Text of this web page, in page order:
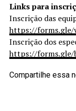
Linkspara
Inscrição das
https://forms.gle/
Inscrição dos
https://forms.gle/
Compartilhe essa